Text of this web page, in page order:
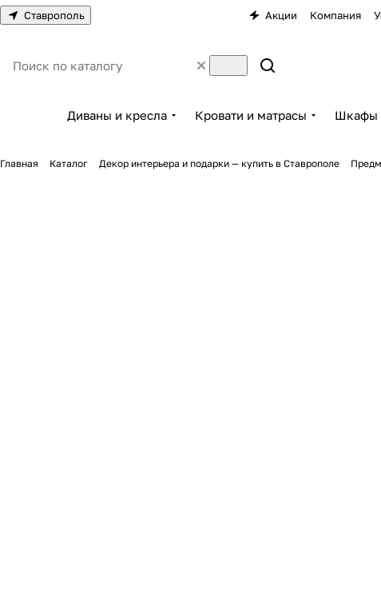
Ставрополь Акции Компания
Диваны и кресла Кровати и матрасы Шкафы
Главная Каталог Декор интерьера и подарки — купить в Ставрополе